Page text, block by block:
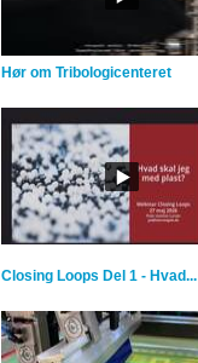
Hør om Tribologicenteret
Closing Loops Del 1 - Hvad...